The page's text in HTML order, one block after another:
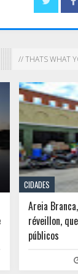
// THATS WHAT
CIDADES
Areia
réveillon,
públicos